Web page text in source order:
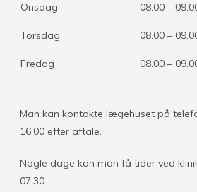
Onsdag 08.00 –
Torsdag 08.00 –
Fredag 08.00 –
Man kan kontakte lægehuset på
16.00 efter aftale.
Nogle dage kan man få tider ved
07.30